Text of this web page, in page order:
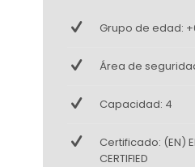
Grupo de edad:
Área de
Capacidad: 4
Certificado: (EN)
CERTIFIED